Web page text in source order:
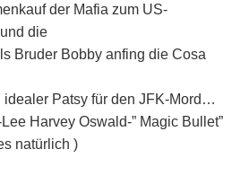
der Mafia zum US-
die
Bruder Bobby anfing die Cosa
idealer Patsy für den JFK-Mord…
Harvey Oswald-” Magic Bullet”
natürlich )